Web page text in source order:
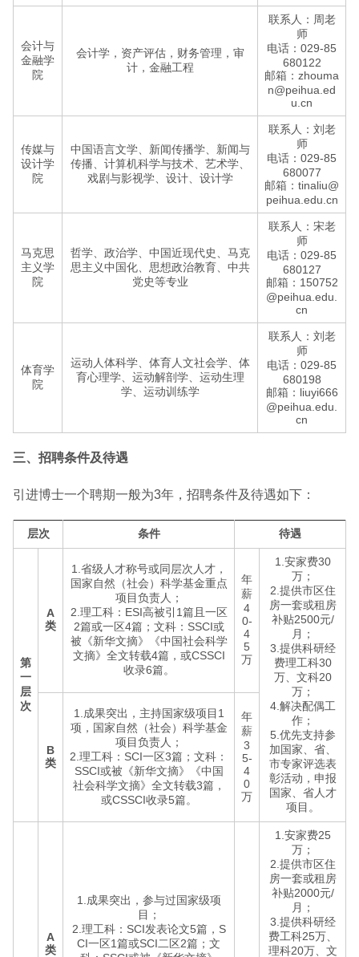
会计与
金融学
院
会计学，资产评估，财务管理，审
计，金融工程
联系人：周老
师
电话：029-85
680122
邮箱：zhouma
n@peihua.ed
u.cn
传媒与
设计学
院
中国语言文学、新闻传播学、新闻与
传播、计算机科学与技术、艺术学、
戏剧与影视学、设计、设计学
联系人：刘老
师
电话：029-85
680077
邮箱：tinaliu@
peihua.edu.cn
马克思
主义学
院
哲学、政治学、中国近现代史、马克
思主义中国化、思想政治教育、中共
党史等专业
联系人：宋老
师
电话：029-85
680127
邮箱：150752
@peihua.edu.
cn
体育学
院
运动人体科学、体育人文社会学、体
育心理学、运动解剖学、运动生理
学、运动训练学
联系人：刘老
师
电话：029-85
680198
邮箱：liuyi666
@peihua.edu.
cn
三、招聘条件及待遇
引进博士一个聘期一般为3年，招聘条件及待遇如下：
层次 条件 待遇
第
一
层
次
A
类
1.省级人才称号或同层次人才，
国家自然（社会）科学基金重点
项目负责人；
2.理工科：ESI高被引1篇且一区
2篇或一区4篇；文科：SSCI或
被《新华文摘》《中国社会科学
文摘》全文转载4篇，或CSSCI
收录6篇。
年
薪
4
0-
4
5
万
1.安家费30
万；
2.提供市区住
房一套或租房
补贴2500元/
月；
3.提供科研经
费理工科30
万、文科20
万；
4.解决配偶工
作；
5.优先支持参
加国家、省、
市专家评选表
彰活动，申报
国家、省人才
项目。
B
类
1.成果突出，主持国家级项目1
项，国家自然（社会）科学基金
项目负责人；
2.理工科：SCI一区3篇；文科：
SSCI或被《新华文摘》《中国
社会科学文摘》全文转载3篇，
或CSSCI收录5篇。
年
薪
3
5-
4
0
万
A
类
1.成果突出，参与过国家级项
目；
2.理工科：SCI发表论文5篇，S
CI一区1篇或SCI二区2篇；文
1.安家费25
万；
2.提供市区住
房一套或租房
补贴2000元/
月；
3.提供科研经
费工科25万、
理科20万、文